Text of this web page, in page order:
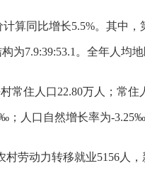
算同比增长5.5%。其中
为7.9:39:53.1。全年人均地
常住人口22.80万人；常
；人口自然增长率为-3.25‰
劳动力转移就业5156人，